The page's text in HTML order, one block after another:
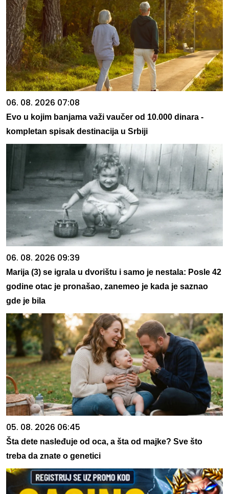
06. 08. 2026 07:08
Evo u kojim banjama važi vaučer od 10.000 dinara -
kompletan spisak destinacija u Srbiji
06. 08. 2026 09:39
Marija (3) se igrala u dvorištu i samo je nestala: Posle 42
godine otac je pronašao, zanemeo je kada je saznao
gde je bila
05. 08. 2026 06:45
Šta dete nasleđuje od oca, a šta od majke? Sve što
treba da znate o genetici